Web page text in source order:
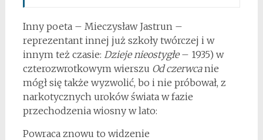
Inny poeta – Mieczysław Jastrun –
reprezentant innej już szkoły twórczej i w
innym też czasie: Dzieje nieostygłe– 1935) w
czterozwrotkowym wierszu Od czerwcanie
mógł się także wyzwolić, bo i nie próbował, z
narkotycznych uroków świata w fazie
przechodzenia wiosny w lato:
Powraca znowu to widzenie